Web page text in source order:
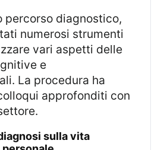
numerosi strumenti
vari aspetti delle
e
La procedura ha
approfonditi con